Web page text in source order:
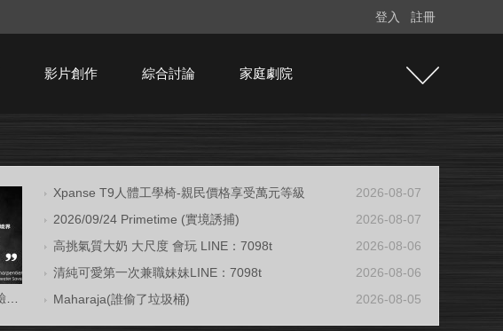
登入 註冊
影片創作 綜合討論 家庭劇院
Xpanse T9人體工學椅-親民價格享受萬元等級
2026-08-07
2026/09/24 Primetime (實境誘捕)
2026-08-07
高挑氣質大奶 大尺度 會玩 LINE：7098t
2026-08-06
清純可愛第一次兼職妹妹LINE：7098t
2026-08-06
Maharaja(誰偷了垃圾桶)
2026-08-05